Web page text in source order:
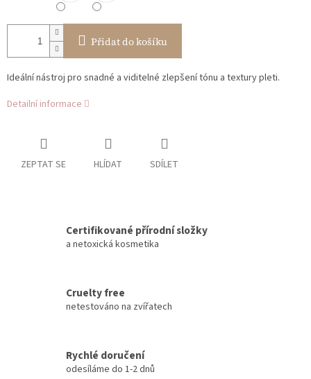
Přidat do košíku
Ideální nástroj pro snadné a viditelné zlepšení tónu a textury pleti.
Detailní informace
ZEPTAT SE HLÍDAT SDÍLET
Certifikované přírodní složky
a netoxická kosmetika
Cruelty free
netestováno na zvířatech
Rychlé doručení
odesíláme do 1-2 dnů